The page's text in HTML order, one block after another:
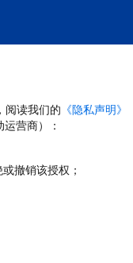
阅读我们的 《隐私声明》
营商）：
撤销该授权；